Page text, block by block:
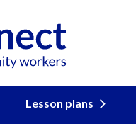
Lesson plans